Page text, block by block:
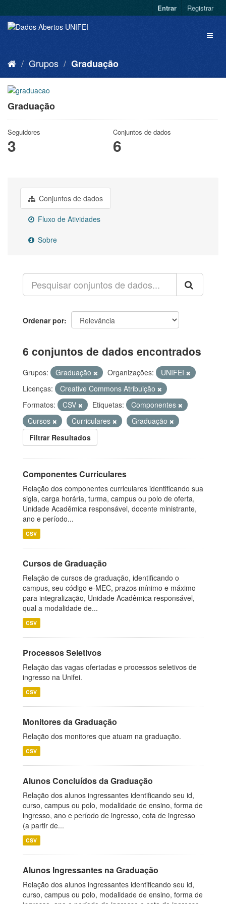
Entrar Registrar
Grupos Graduação
Graduação
Seguidores
3
Conjuntos de dados
6
Conjuntos de dados
Fluxo de Atividades
Sobre
Ordenar por
6 conjuntos de dados encontrados
Grupos: Graduação Organizações:
UNIFEI
Licenças:
Creative Commons Atribuição
Formatos:
CSV Etiquetas:
Componentes
Cursos
Curriculares
Graduação
Filtrar Resultados
Componentes Curriculares
Relação dos componentes curriculares identificando sua
sigla, carga horária, turma, campus ou polo de oferta,
Unidade Acadêmica responsável, docente ministrante,
ano e período...
CSV
Cursos de Graduação
Relação de cursos de graduação, identificando o
campus, seu código e-MEC, prazos mínimo e máximo
para integralização, Unidade Acadêmica responsável,
qual a modalidade de...
CSV
Processos Seletivos
Relação das vagas ofertadas e processos seletivos de
ingresso na Unifei.
CSV
Monitores da Graduação
Relação dos monitores que atuam na graduação.
CSV
Alunos Concluídos da Graduação
Relação dos alunos ingressantes identificando seu id,
curso, campus ou polo, modalidade de ensino, forma de
ingresso, ano e período de ingresso, cota de ingresso
(a partir de...
CSV
Alunos Ingressantes na Graduação
Relação dos alunos ingressantes identificando seu id,
curso, campus ou polo, modalidade de ensino, forma de